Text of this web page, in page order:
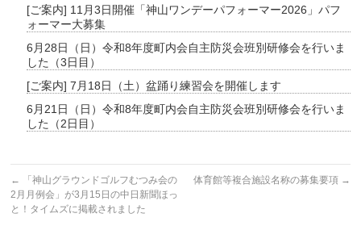
[ご案内] 11月3日開催「神山ワンデーパフォーマー2026」パフ
ォーマー大募集
6月28日（日）令和8年度町内会自主防災会班別研修会を行いま
した（3日目）
[ご案内] 7月18日（土）盆踊り練習会を開催します
6月21日（日）令和8年度町内会自主防災会班別研修会を行いま
した（2日目）
←
「神山グラウンドゴルフむつみ会の
2月月例会」が3月15日の中日新聞ほっ
と！タイムズに掲載されました
体育館等複合施設名称の募集要項 →